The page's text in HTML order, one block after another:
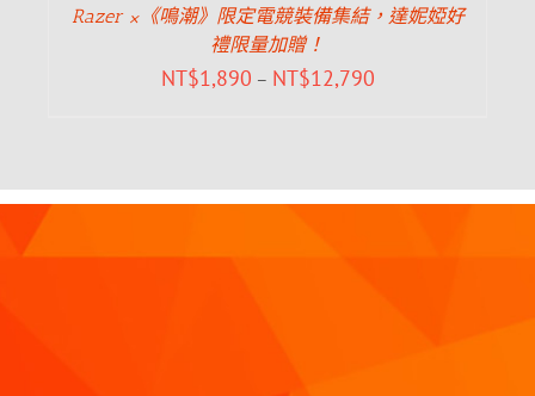
Razer ×《鳴潮》限定電競裝備集結，達妮婭好
禮限量加贈！
NT$1,890 – NT$12,790